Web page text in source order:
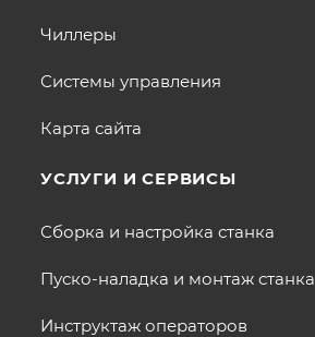
Чиллеры
Системы управления
Карта сайта
УСЛУГИ И СЕРВИСЫ
Сборка и настройка станка
Пуско-наладка и монтаж станка
Инструктаж операторов